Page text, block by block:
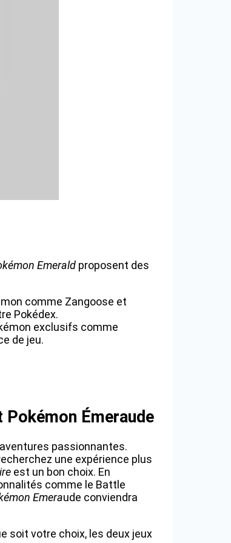
Emerald proposent des
comme Zangoose et
Pokédex.
exclusifs comme
de jeu.
Émeraude
passionnantes.
une expérience plus
est un bon choix. En
comme le Battle
Emeraude conviendra
soit votre choix, les deux jeux